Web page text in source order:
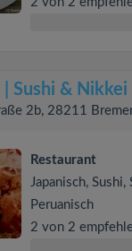
| Sushi &
2b, 28211
Restaurant
Japanisch,
Peruanisch
2 von 2